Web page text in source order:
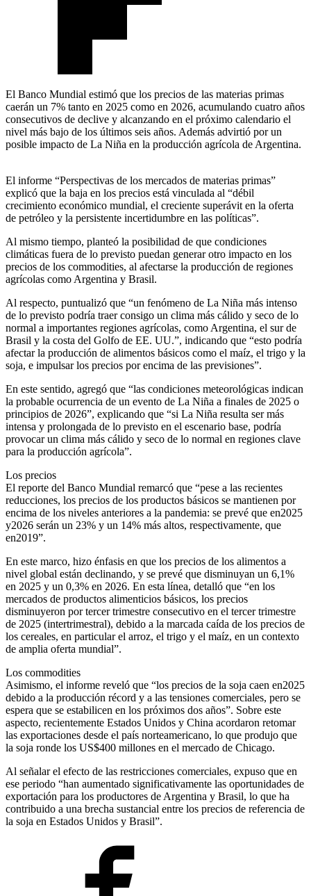
El Banco Mundial estimó que los precios de las materias primas
caerán un 7% tanto en 2025 como en 2026, acumulando cuatro años
consecutivos de declive y alcanzando en el próximo calendario el
nivel más bajo de los últimos seis años. Además advirtió por un
posible impacto de La Niña en la producción agrícola de Argentina.
El informe “Perspectivas de los mercados de materias primas”
explicó que la baja en los precios está vinculada al “débil
crecimiento económico mundial, el creciente superávit en la oferta
de petróleo y la persistente incertidumbre en las políticas”.
Al mismo tiempo, planteó la posibilidad de que condiciones
climáticas fuera de lo previsto puedan generar otro impacto en los
precios de los commodities, al afectarse la producción de regiones
agrícolas como Argentina y Brasil.
Al respecto, puntualizó que “un fenómeno de La Niña más intenso
de lo previsto podría traer consigo un clima más cálido y seco de lo
normal a importantes regiones agrícolas, como Argentina, el sur de
Brasil y la costa del Golfo de EE. UU.”, indicando que “esto podría
afectar la producción de alimentos básicos como el maíz, el trigo y la
soja, e impulsar los precios por encima de las previsiones”.
En este sentido, agregó que “las condiciones meteorológicas indican
la probable ocurrencia de un evento de La Niña a finales de 2025 o
principios de 2026”, explicando que “si La Niña resulta ser más
intensa y prolongada de lo previsto en el escenario base, podría
provocar un clima más cálido y seco de lo normal en regiones clave
para la producción agrícola”.
Los precios
El reporte del Banco Mundial remarcó que “pese a las recientes
reducciones, los precios de los productos básicos se mantienen por
encima de los niveles anteriores a la pandemia: se prevé que en2025
y2026 serán un 23% y un 14% más altos, respectivamente, que
en2019”.
En este marco, hizo énfasis en que los precios de los alimentos a
nivel global están declinando, y se prevé que disminuyan un 6,1%
en 2025 y un 0,3% en 2026. En esta línea, detalló que “en los
mercados de productos alimenticios básicos, los precios
disminuyeron por tercer trimestre consecutivo en el tercer trimestre
de 2025 (intertrimestral), debido a la marcada caída de los precios de
los cereales, en particular el arroz, el trigo y el maíz, en un contexto
de amplia oferta mundial”.
Los commodities
Asimismo, el informe reveló que “los precios de la soja caen en2025
debido a la producción récord y a las tensiones comerciales, pero se
espera que se estabilicen en los próximos dos años”. Sobre este
aspecto, recientemente Estados Unidos y China acordaron retomar
las exportaciones desde el país norteamericano, lo que produjo que
la soja ronde los US$400 millones en el mercado de Chicago.
Al señalar el efecto de las restricciones comerciales, expuso que en
ese periodo “han aumentado significativamente las oportunidades de
exportación para los productores de Argentina y Brasil, lo que ha
contribuido a una brecha sustancial entre los precios de referencia de
la soja en Estados Unidos y Brasil”.